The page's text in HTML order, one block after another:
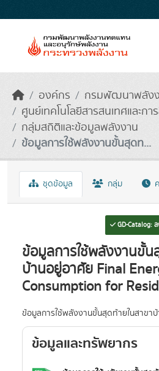
องค์กร
กรมพัฒนาพลังง
ศูนย์เทคโนโลยีสารสนเทศและกา
กลุ่มสถิติและข้อมูลพลังงาน
ข้อมูลการใช้พลังงานขั้นสุดท...
ชุดข้อมูล กลุ่ม
GD-Catalog:
ข้อมูลการใช้พลังงานขั้น
บ้านอยู่อาศัย Final
Consumption for
ข้อมูลการใช้พลังงานขั้นสุดท้ายในสาขา
ข้อมูลและทรัพยากร